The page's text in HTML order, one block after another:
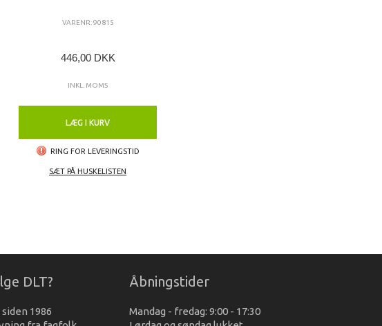
VARENR: 90815
446,00 DKK
INKL. MOMS
LÆG I KURV
RING FOR LEVERINGSTID
SÆT PÅ HUSKELISTEN
DLT?
1986
Åbningstider
Mandag - fredag: 9:00 - 17:30